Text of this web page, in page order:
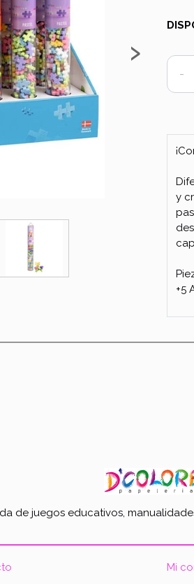
›
-
y
+5
de juegos educativos,
Mi